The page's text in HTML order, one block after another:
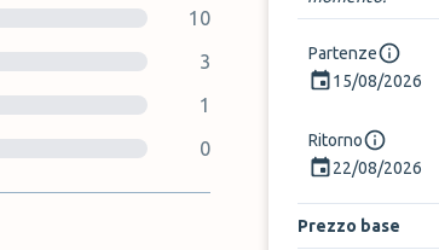
10
3
1
0
Partenze
15/08/2026
Ritorno
22/08/2026
Prezzo base